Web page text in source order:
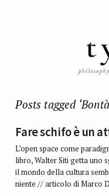
Posts tagged
Fare schifo è un
L’open space come
libro, Walter Siti getta uno
il mondo della cultura
niente // articolo di Marco